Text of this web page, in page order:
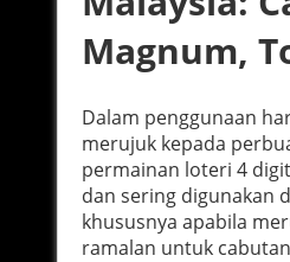
Magnum,
Dalam penggunaan
merujuk kepada
permainan loteri 4
dan sering digunakan
khususnya apabila
ramalan untuk